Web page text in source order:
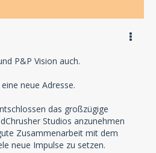
P&P Vision auch.
neue Adresse.
das großzügige
Studios anzunehmen
Zusammenarbeit mit dem
neue Impulse zu setzen.